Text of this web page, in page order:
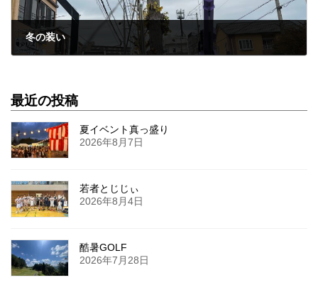
冬の装い
最近の投稿
夏イベント真っ盛り
2026年8月7日
若者とじじぃ
2026年8月4日
酷暑GOLF
2026年7月28日